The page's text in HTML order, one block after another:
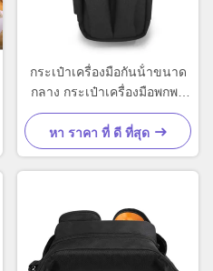
กระเป๋าเครื่องมือกันน้ําขนาด
กลาง กระเป๋าเครื่องมือพกพา
กระเป๋าเข็มขัด สีดํา
หา ราคา ที่ ดี ที่สุด